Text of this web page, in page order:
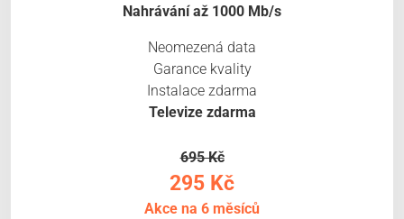
Nahrávání až 1000 Mb/s
Neomezená data
Garance kvality
Instalace zdarma
Televize zdarma
695 Kč
295 Kč
Akce na 6 měsíců